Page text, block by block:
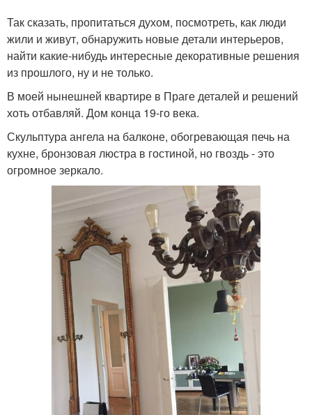
Так сказать, пропитаться духом, посмотреть, как люди
жили и живут, обнаружить новые детали интерьеров,
найти какие-нибудь интересные декоративные решения
из прошлого, ну и не только.
В моей нынешней квартире в Праге деталей и решений
хоть отбавляй. Дом конца 19-го века.
Скульптура ангела на балконе, обогревающая печь на
кухне, бронзовая люстра в гостиной, но гвоздь - это
огромное зеркало.